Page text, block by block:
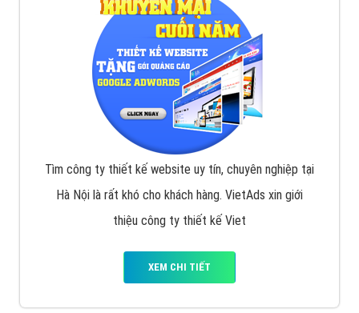
Tìm công ty thiết kế website uy tín, chuyên nghiệp tại
Hà Nội là rất khó cho khách hàng. VietAds xin giới
thiệu công ty thiết kế Viet
XEM CHI TIẾT